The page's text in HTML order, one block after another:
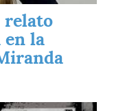
relato
en la